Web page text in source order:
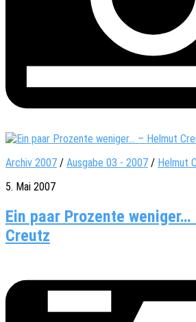
Archiv 2007 / Ausgabe 03 - 2007 / Helmut
5. Mai 2007
Ein paar Prozente weniger…
Creutz